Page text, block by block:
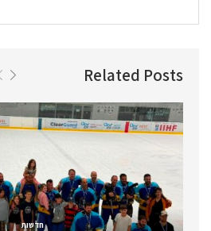
Related Posts
חדשות